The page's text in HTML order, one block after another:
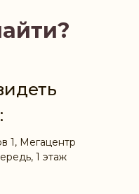
1, Мегацентр
1 этаж